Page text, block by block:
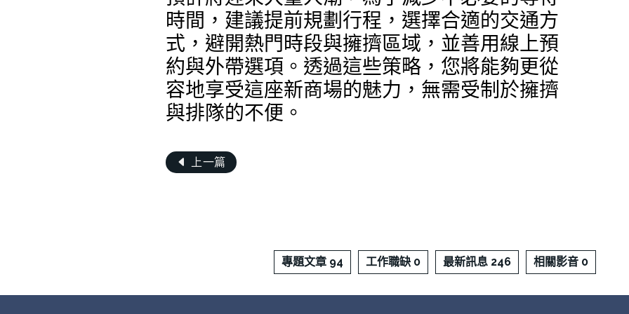
時間，建議提前規劃行程，選擇合適的交通方
式，避開熱門時段與擁擠區域，並善用線上預
約與外帶選項。透過這些策略，您將能夠更從
容地享受這座新商場的魅力，無需受制於擁擠
與排隊的不便。
上一篇
專題文章 94 工作職缺 0 最新訊息 246 相關影音 0